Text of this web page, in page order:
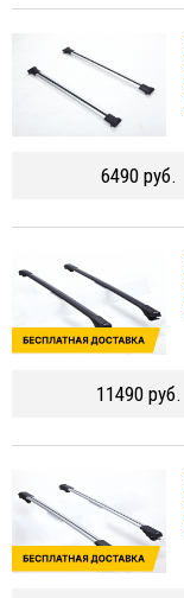
6490 руб.
11490 руб.